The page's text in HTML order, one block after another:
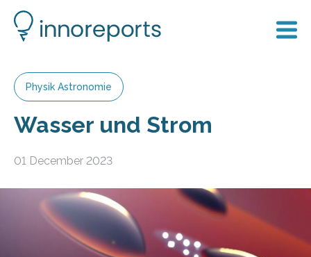
Physik Astronomie
Wasser und Strom
01 December 2023